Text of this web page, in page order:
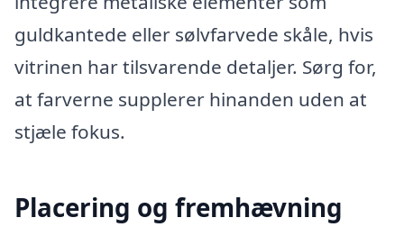
guldkantede eller sølvfarvede skåle, hvis
vitrinen har tilsvarende detaljer. Sørg for,
at farverne supplerer hinanden uden at
stjæle fokus.
Placering og fremhævning